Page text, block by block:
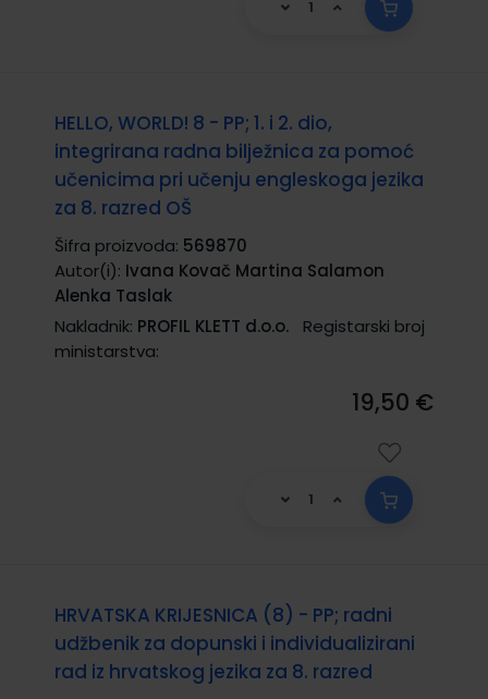
HELLO, WORLD! 8 - PP; 1. i 2. dio,
integrirana radna bilježnica za pomoć
učenicima pri učenju engleskoga jezika
za 8. razred OŠ
Šifra proizvoda: 569870
Autor(i): Ivana Kovač Martina Salamon
Alenka Taslak
Nakladnik: PROFIL KLETT d.o.o.
Registarski broj
ministarstva:
19,50 €
HRVATSKA KRIJESNICA (8) - PP; radni
udžbenik za dopunski i individualizirani
rad iz hrvatskog jezika za 8. razred